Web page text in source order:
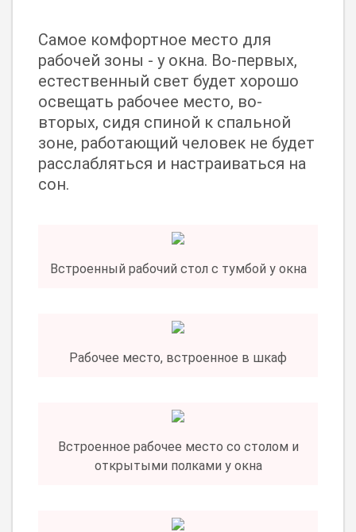
Самое комфортное место для
рабочей зоны - у окна. Во-первых,
естественный свет будет хорошо
освещать рабочее место, во-
вторых, сидя спиной к спальной
зоне, работающий человек не будет
расслабляться и настраиваться на
сон.
Встроенный рабочий стол с тумбой у окна
Рабочее место, встроенное в шкаф
Встроенное рабочее место со столом и
открытыми полками у окна